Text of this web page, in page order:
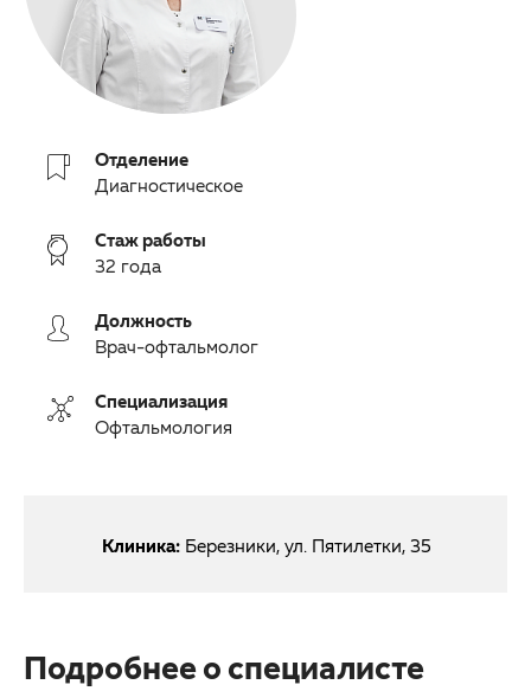
Партнерам
Закупки
Другие заболевания глаз
Детская офтальмология
Отделение
Диагностическое
Стаж работы
32 года
Должность
Врач-офтальмолог
Специализация
Офтальмология
Клиника: Березники, ул. Пятилетки, 35
Подробнее о специалисте